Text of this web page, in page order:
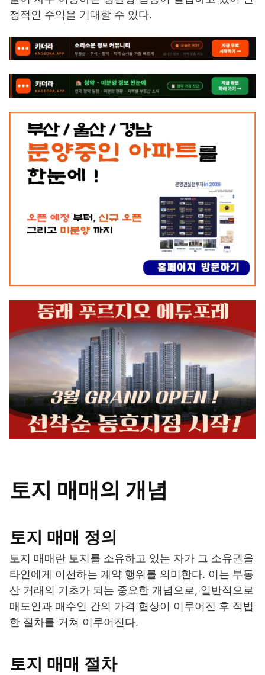
정적인 수익을 기대할 수 있다.
토지 매매의 개념
토지 매매 정의
토지 매매란 토지를 소유하고 있는 자가 그 소유권을
타인에게 이전하는 계약 행위를 의미한다. 이는 부동
산 거래의 기초가 되는 중요한 개념으로, 일반적으로
매도인과 매수인 간의 가격 협상이 이루어진 후 적법
한 절차를 거쳐 이루어진다.
토지 매매 절차